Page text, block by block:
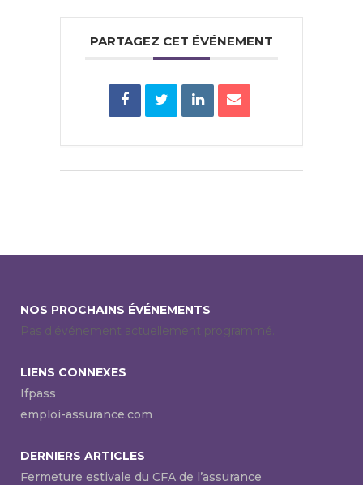
PARTAGEZ CET ÉVÉNEMENT
NOS PROCHAINS ÉVÉNEMENTS
Pas d'événement actuellement programmé.
LIENS CONNEXES
Ifpass
emploi-assurance.com
DERNIERS ARTICLES
Fermeture estivale du CFA de l’assurance